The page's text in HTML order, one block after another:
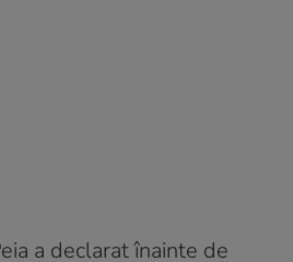
a declarat înainte de